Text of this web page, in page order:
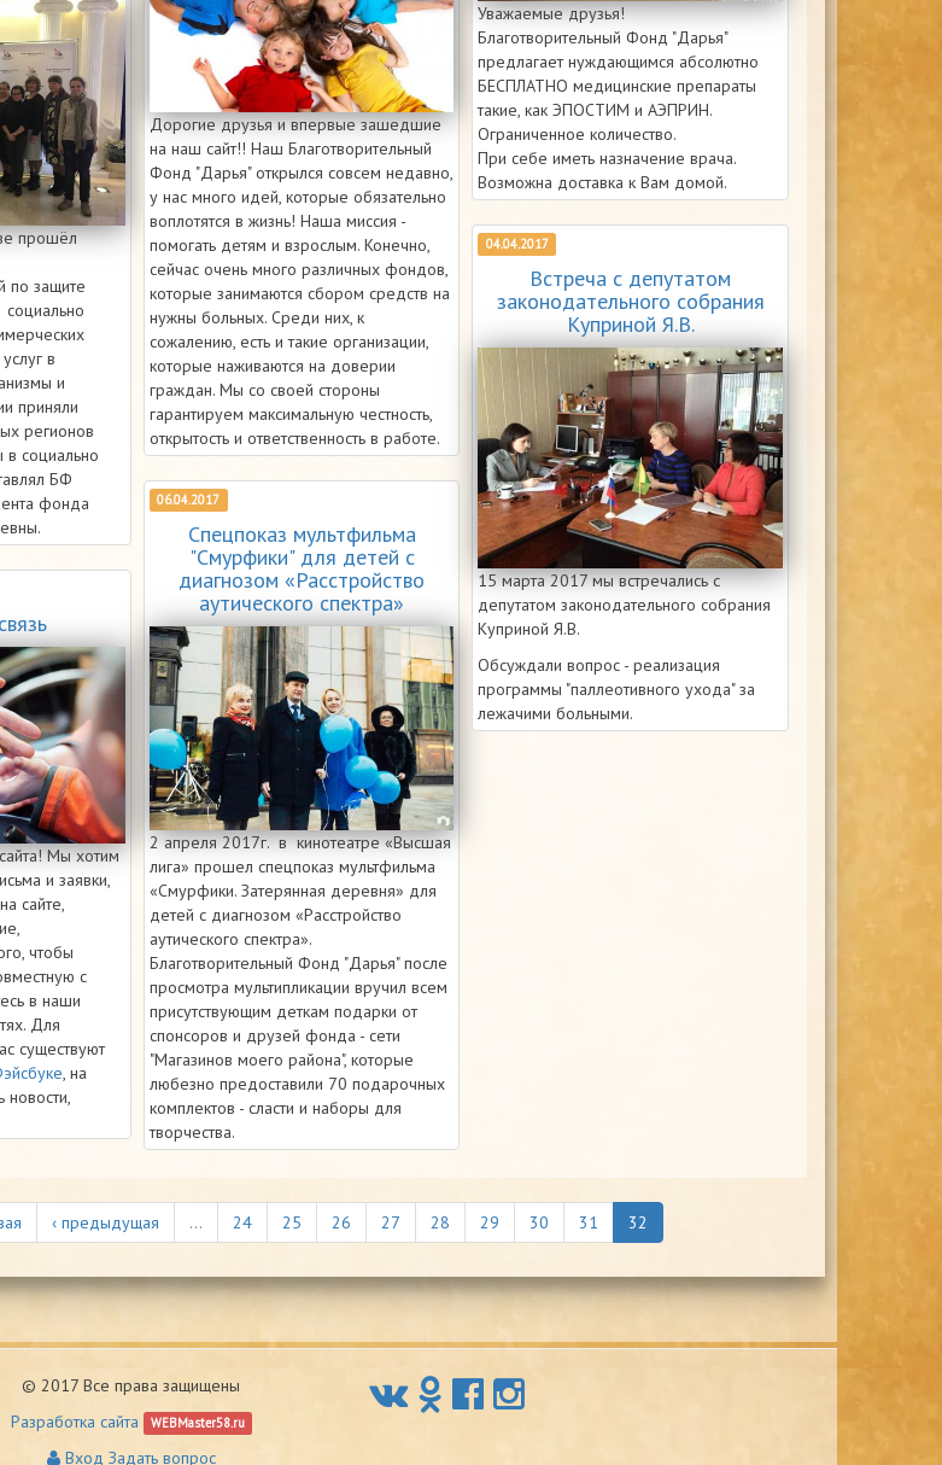
прошёл
по защите
в
и
приняли
регионов
в социально
БФ
фонда
Мы хотим
и заявки,
сайте,
чтобы
с
в наши
Для
существуют
, на
Дорогие друзья и впервые зашедшие
на наш сайт!! Наш Благотворительный
Фонд "Дарья" открылся совсем недавно,
у нас много идей, которые обязательно
воплотятся в жизнь! Наша миссия -
помогать детям и взрослым. Конечно,
сейчас очень много различных фондов,
которые занимаются сбором средств на
нужны больных. Среди них, к
сожалению, есть и такие организации,
которые наживаются на доверии
граждан. Мы со своей стороны
гарантируем максимальную честность,
открытость и ответственность в работе.
06.04.2017
Спецпоказ мультфильма
"Смурфики" для детей с
диагнозом «Расстройство
аутического спектра»
2 апреля 2017г. в кинотеатре «Высшая
лига» прошел спецпоказ мультфильма
«Смурфики. Затерянная деревня» для
детей с диагнозом «Расстройство
аутического спектра».
Благотворительный Фонд "Дарья" после
просмотра мультипликации вручил всем
присутствующим деткам подарки от
спонсоров и друзей фонда - сети
"Магазинов моего района", которые
любезно предоставили 70 подарочных
комплектов - сласти и наборы для
творчества.
Уважаемые друзья!
Благотворительный Фонд "Дарья"
предлагает нуждающимся абсолютно
БЕСПЛАТНО медицинские препараты
такие, как ЭПОСТИМ и АЭПРИН.
Ограниченное количество.
При себе иметь назначение врача.
Возможна доставка к Вам домой.
04.04.2017
Встреча с депутатом
законодательного собрания
Куприной Я.В.
15 марта 2017 мы встречались с
депутатом законодательного собрания
Куприной Я.В.
Обсуждали вопрос - реализация
программы "паллеотивного ухода" за
лежачими больными.
‹ предыдущая … 24 25 26 27 28 29 30 31 32
© 2017 Все права защищены
Разработка сайта
WEBMaster58.ru
Вход Задать вопрос